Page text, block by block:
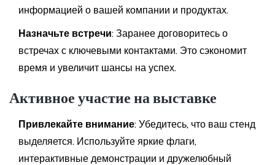
информацией о вашей компании и продуктах.
Назначьте встречи: Заранее договоритесь о
встречах с ключевыми контактами. Это сэкономит
время и увеличит шансы на успех.
Активное участие на выставке
Привлекайте внимание: Убедитесь, что ваш стенд
выделяется. Используйте яркие флаги,
интерактивные демонстрации и дружелюбный